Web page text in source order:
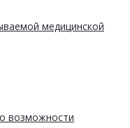
медицинской
возможности